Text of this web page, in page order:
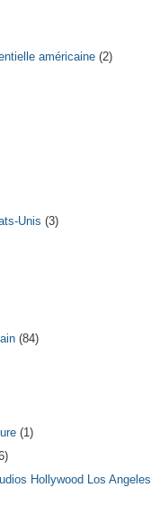
américaine(2)
Unis (3)
(84)
(1)
Hollywood Los Angeles